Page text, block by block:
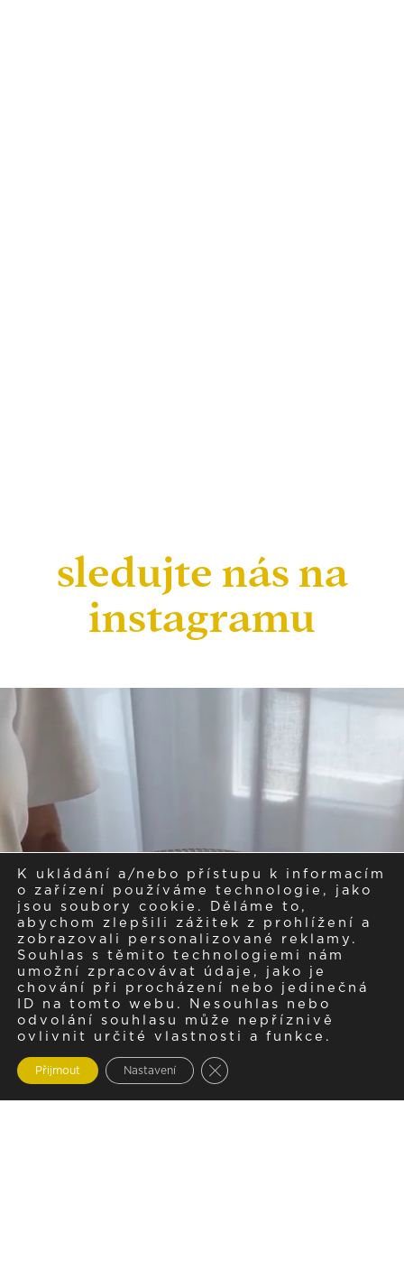
sledujte nás na
instagramu
K ukládání a/nebo přístupu k informacím
o zařízení používáme technologie, jako
jsou soubory cookie. Děláme to,
abychom zlepšili zážitek z prohlížení a
zobrazovali personalizované reklamy.
Souhlas s těmito technologiemi nám
umožní zpracovávat údaje, jako je
chování při procházení nebo jedinečná
ID na tomto webu. Nesouhlas nebo
odvolání souhlasu může nepříznivě
ovlivnit určité vlastnosti a funkce.
Přijmout Nastavení Zavřít cookie lištu GDPR